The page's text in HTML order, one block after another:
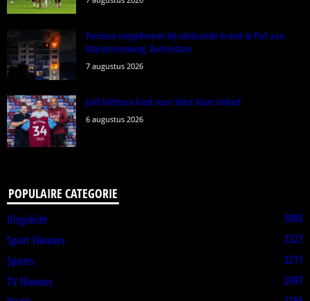
Persoon omgekomen bij uitslaande brand in flat aan
Watertorenweg, Rotterdam
7 augustus 2026
Joël Veltman kiest voor West Ham United
6 augustus 2026
POPULAIRE CATEGORIE
Uitgelicht
5005
Sport Nieuws
2327
Sports
2211
TV Nieuws
2097